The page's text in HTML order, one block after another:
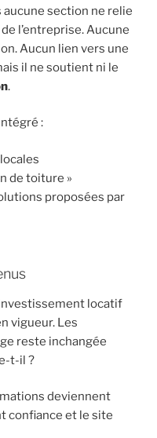
section ne relie
l’entreprise. Aucune
Aucun lien vers une
il ne soutient ni le
.
:
de toiture »
proposées par
locatif
vigueur. Les
reste inchangée
t-il ?
deviennent
confiance et le site